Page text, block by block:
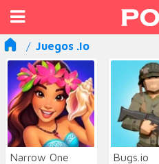
Juegos .io
Narrow One Bugs.io